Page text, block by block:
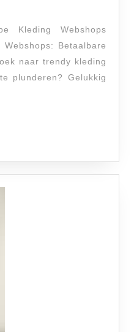
Kleding Webshops
Betaalbare
naar trendy kleding
plunderen? Gelukkig